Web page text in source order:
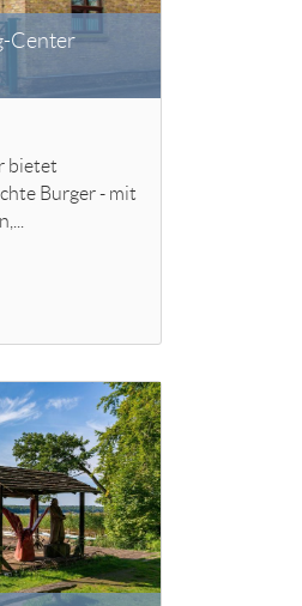
Center
bietet
Burger - mit